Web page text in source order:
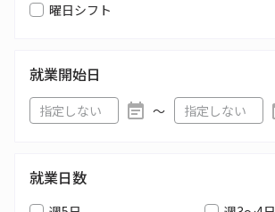
曜日シフト
就業開始日
〜
就業日数